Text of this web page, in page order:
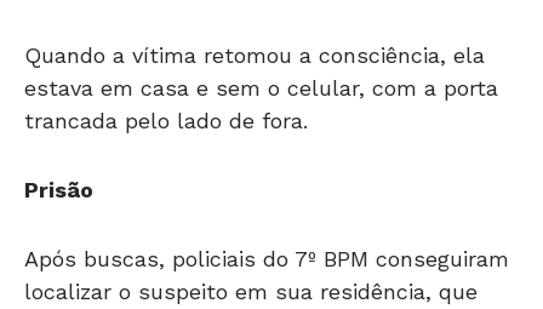
Quando a vítima retomou a consciência, ela
estava em casa e sem o celular, com a porta
trancada pelo lado de fora.
Prisão
Após buscas, policiais do 7º BPM conseguiram
localizar o suspeito em sua residência, que